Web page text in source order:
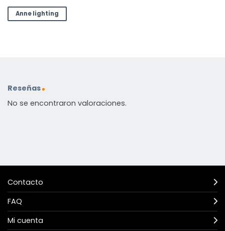
Anne lighting
Reseñas
No se encontraron valoraciones.
Contacto
FAQ
Mi cuenta